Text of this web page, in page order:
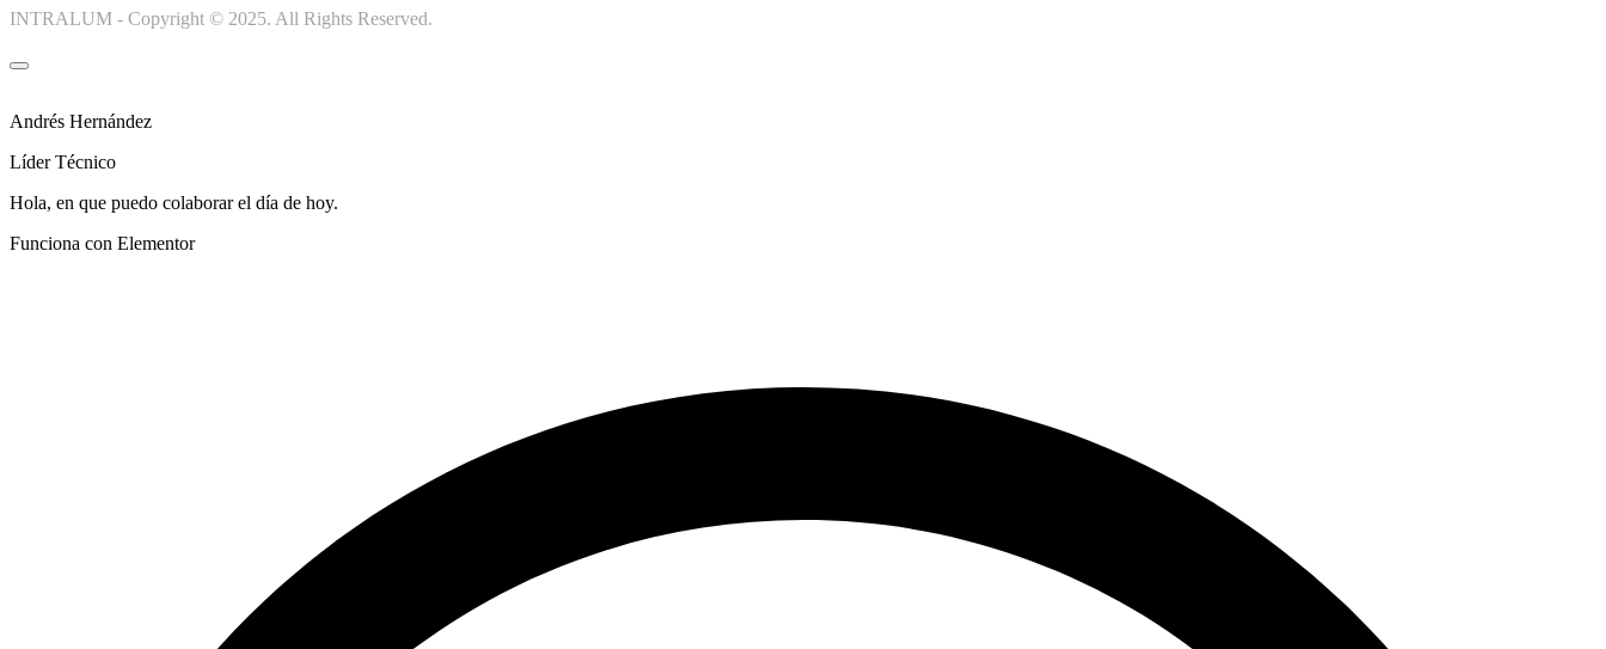
INTRALUM - Copyright © 2025. All Rights Reserved.
Andrés Hernández
Líder Técnico
Hola, en que puedo colaborar el día de hoy.
Funciona con Elementor